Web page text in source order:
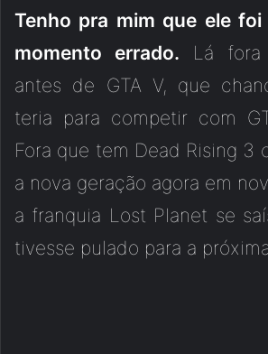
Tenho pra mim que ele
momento errado. Lá fora
antes de GTA V, que
teria para competir com
Fora que tem Dead Rising 3
a nova geração agora em
a franquia Lost Planet se
tivesse pulado para a